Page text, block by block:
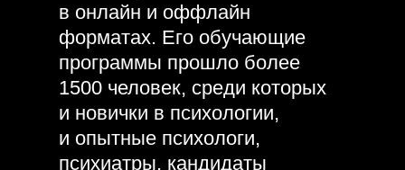
в онлайн и оффлайн
форматах. Его обучающие
программы прошло более
1500 человек, среди которых
и новички в психологии,
и опытные психологи,
психиатры, кандидаты